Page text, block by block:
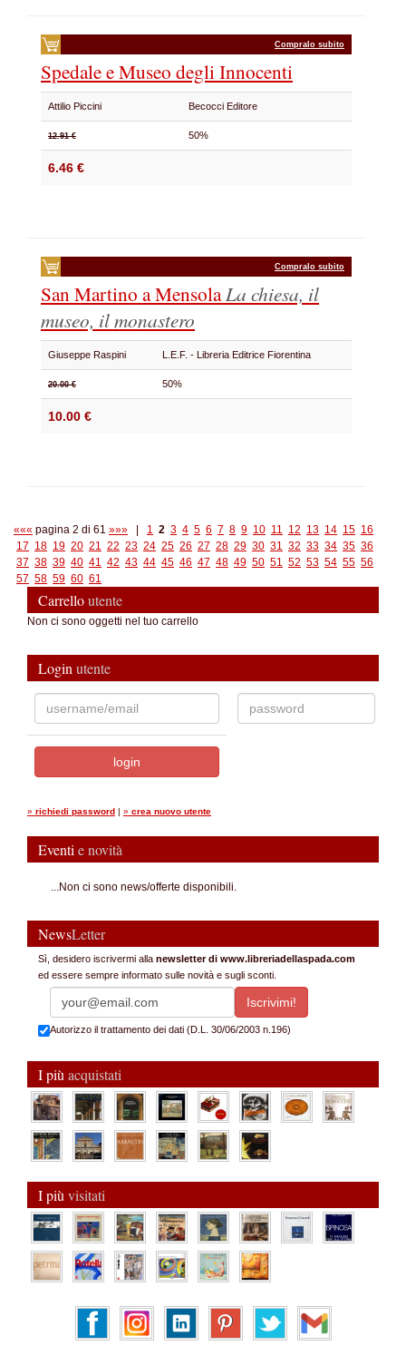
Compralo subito
Spedale e Museo degli Innocenti
Attilio Piccini Becocci Editore
12.91 € 50%
6.46 €
Compralo subito
San Martino a MensolaLa chiesa, il
museo, il monastero
Giuseppe Raspini L.E.F. - Libreria Editrice Fiorentina
20.00 € 50%
10.00 €
««« pagina 2 di 61 »»» 1 2 3 4 5 6 7 8 9 10 11 12 13 14 15 16
17 18 19 20 21 22 23 24 25 26 27 28 29 30 31 32 33 34 35 36
37 38 39 40 41 42 43 44 45 46 47 48 49 50 51 52 53 54 55 56
57 58 59 60 61
Carrelloutente
Non ci sono oggetti nel tuo carrello
Login utente
» richiedi password | » crea nuovo utente
Eventi e novità
...Non ci sono news/offerte disponibili.
NewsLetter
Sì, desidero iscrivermi alla newsletter di www.libreriadellaspada.com
ed essere sempre informato sulle novità e sugli sconti.
Autorizzo il trattamento dei dati (D.L. 30/06/2003 n.196)
I più acquistati
I più visitati